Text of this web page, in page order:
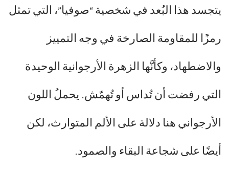
يتجسد هذا البُعد في شخصية “صوفيا”، التي تمثل
رمزًا للمقاومة الصارخة في وجه التمييز
والاضطهاد، وكأنَّها الزهرة الأرجوانية الوحيدة
التي رفضت أن تُداس أو تُهمّش. يحملُ اللون
الأرجواني هنا دلالة على الألم المتوارث، لكن
أيضًا على شجاعة البقاء والصمود.